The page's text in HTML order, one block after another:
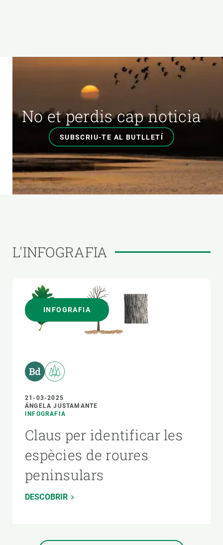
No et perdis cap noticia
SUBSCRIU-TE AL BUTLLETÍ
L'INFOGRAFIA
INFOGRAFIA
21-03-2025
ÁNGELA JUSTAMANTE
INFOGRAFIA
Claus per identificar les
espècies de roures
peninsulars
DESCOBRIR